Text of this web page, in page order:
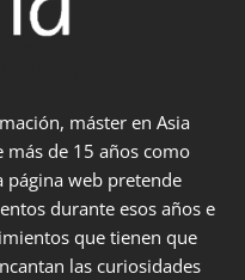
máster en Asia
más de 15 años como
página web pretende
durante esos años e
que tienen que
las curiosidades